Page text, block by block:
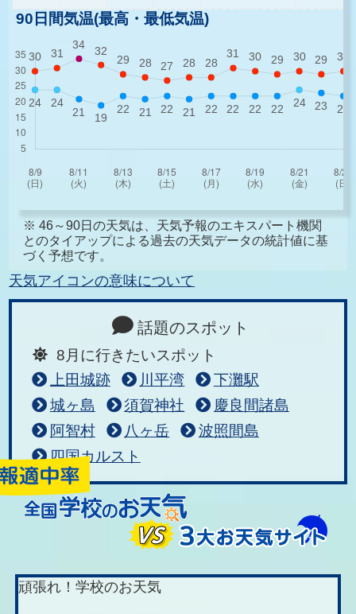
90日間気温(最高・最低気温)
※ 46～90日の天気は、天気予報のエキスパート機関
とのタイアップによる過去の天気データの統計値に基
づく予想です。
天気アイコンの意味について
話題のスポット
8月に行きたいスポット
上田城跡
川平湾
下灘駅
城ヶ島
須賀神社
慶良間諸島
阿智村
八ヶ岳
波照間島
四国カルスト
頑張れ！学校のお天気